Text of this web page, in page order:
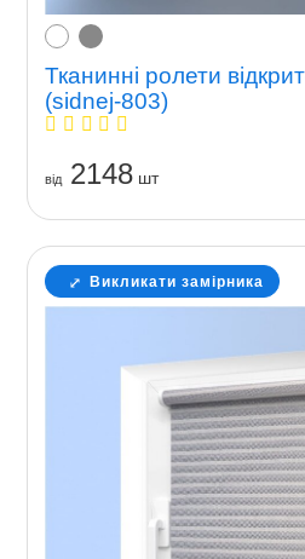
Тканинні ролети
(sidnej-803)
вiд2148шт
Викликати замірника